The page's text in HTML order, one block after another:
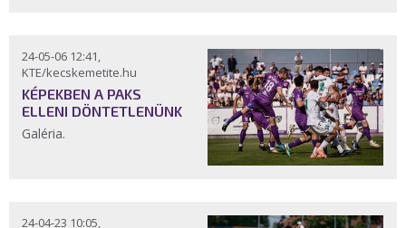
24-05-06 12:41,
KTE/kecskemetite.hu
KÉPEKBEN A PAKS
ELLENI DÖNTETLENÜNK
Galéria.
24-04-23 10:05,